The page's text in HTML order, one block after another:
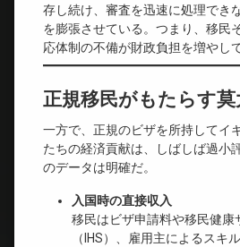
存し続け、審査を迅速に処理でき
を膨張させている。つまり、移民
応体制の不備が財政負担を増やし
正規移民がもたらす
一方で、正規のビザを所持してイ
たちの経済貢献は、しばしば過小
のデータは明確だ。
入国時の直接収入
移民はビザ申請料や移民健康
（IHS）、雇用主によるスキ